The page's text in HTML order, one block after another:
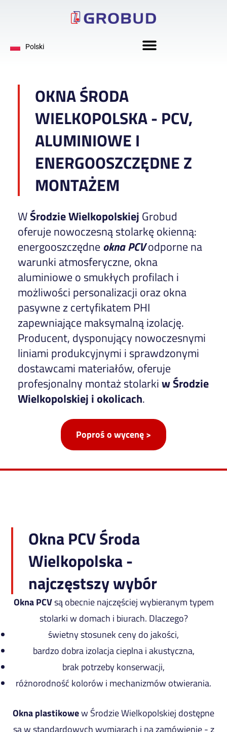
Polski
English
OKNA ŚRODA
WIELKOPOLSKA - PCV,
ALUMINIOWE I
ENERGOOSZCZĘDNE Z
MONTAŻEM
WŚrodzie Wielkopolskiej Grobud
oferuje nowoczesną stolarkę okienną:
energooszczędne okna PCVodporne na
warunki atmosferyczne, okna
aluminiowe o smukłych profilach i
możliwości personalizacji oraz okna
pasywne z certyfikatem PHI
zapewniające maksymalną izolację.
Producent, dysponujący nowoczesnymi
liniami produkcyjnymi i sprawdzonymi
dostawcami materiałów, oferuje
profesjonalny montaż stolarkiw Środzie
Wielkopolskiej i okolicach.
Poproś o wycenę >
Okna PCV Środa
Wielkopolska -
najczęstszy wybór
Okna PCVsą obecnie najczęściej wybieranym typem
stolarki w domach i biurach. Dlaczego?
świetny stosunek ceny do jakości,
bardzo dobra izolacja cieplna i akustyczna,
brak potrzeby konserwacji,
różnorodność kolorów i mechanizmów otwierania.
Okna plastikowew Środzie Wielkopolskiej dostępne
są w standardowych wymiarach i na zamówienie - z